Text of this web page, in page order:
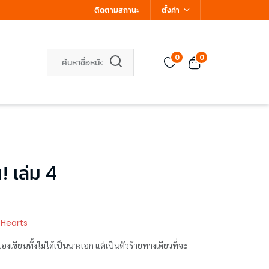
ติดตามสถานะ ตั้งค่า
0 0
เล่ม 4
Hearts
ขียนทั้งไม่ได้เป็นนางเอก แต่เป็นตัวร้ายทางเดียวที่จะ